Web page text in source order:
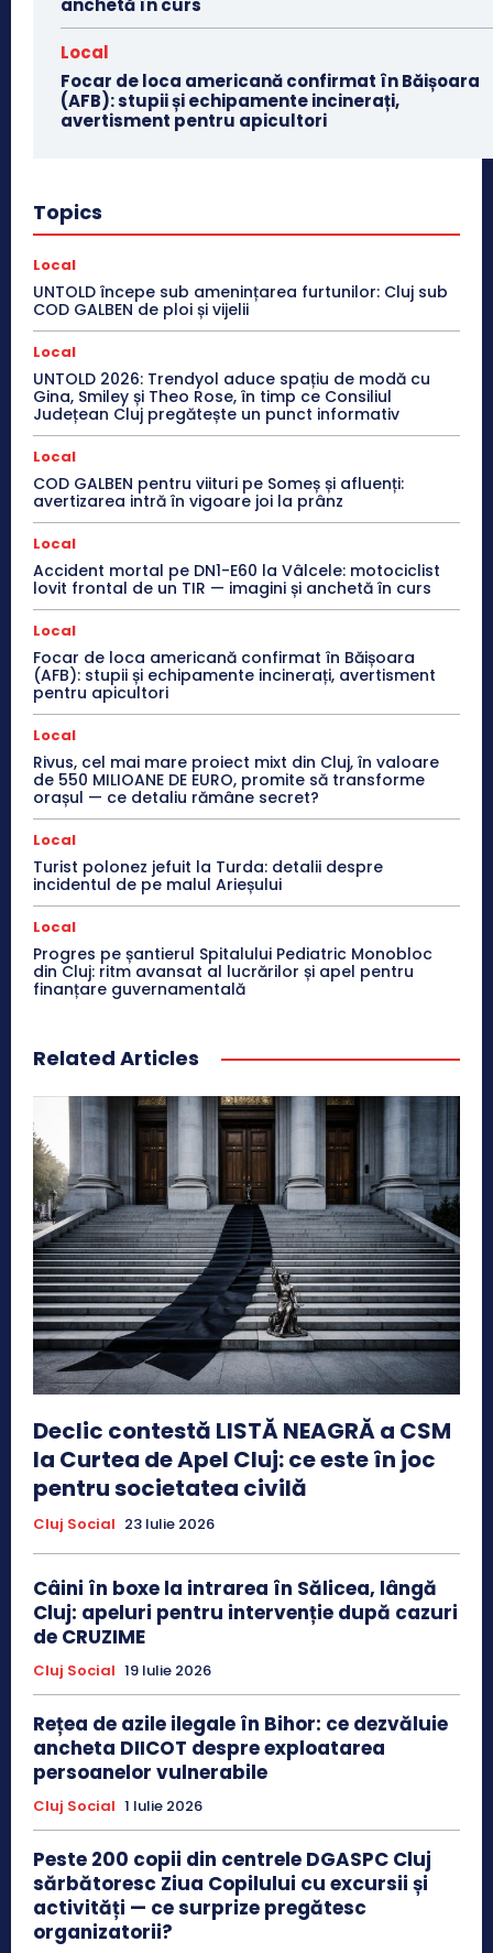
anchetă în curs
Local
Focar de loca americană confirmat în Băișoara
(AFB): stupii și echipamente incinerați,
avertisment pentru apicultori
Topics
Local
UNTOLD începe sub amenințarea furtunilor: Cluj sub
COD GALBEN de ploi și vijelii
Local
UNTOLD 2026: Trendyol aduce spațiu de modă cu
Gina, Smiley și Theo Rose, în timp ce Consiliul
Județean Cluj pregătește un punct informativ
Local
COD GALBEN pentru viituri pe Someș și afluenți:
avertizarea intră în vigoare joi la prânz
Local
Accident mortal pe DN1-E60 la Vâlcele: motociclist
lovit frontal de un TIR — imagini și anchetă în curs
Local
Focar de loca americană confirmat în Băișoara
(AFB): stupii și echipamente incinerați, avertisment
pentru apicultori
Local
Rivus, cel mai mare proiect mixt din Cluj, în valoare
de 550 MILIOANE DE EURO, promite să transforme
orașul — ce detaliu rămâne secret?
Local
Turist polonez jefuit la Turda: detalii despre
incidentul de pe malul Arieșului
Local
Progres pe șantierul Spitalului Pediatric Monobloc
din Cluj: ritm avansat al lucrărilor și apel pentru
finanțare guvernamentală
Related Articles
Declic contestă LISTĂ NEAGRĂ a CSM
la Curtea de Apel Cluj: ce este în joc
pentru societatea civilă
Cluj Social 23 Iulie 2026
Câini în boxe la intrarea în Sălicea, lângă
Cluj: apeluri pentru intervenție după cazuri
de CRUZIME
Cluj Social 19 Iulie 2026
Rețea de azile ilegale în Bihor: ce dezvăluie
ancheta DIICOT despre exploatarea
persoanelor vulnerabile
Cluj Social 1 Iulie 2026
Peste 200 copii din centrele DGASPC Cluj
sărbătoresc Ziua Copilului cu excursii și
activități — ce surprize pregătesc
organizatorii?